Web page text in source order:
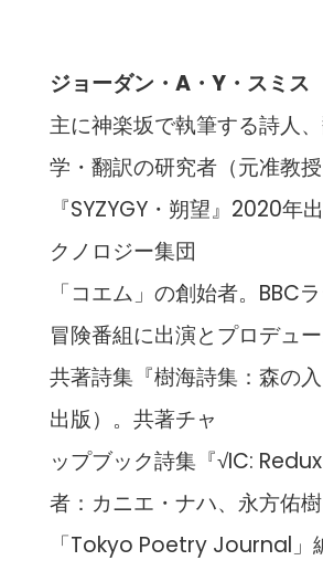
ジョーダン・A・Y・スミス
主に神楽坂で執筆する詩人
学・翻訳の研究者（元准教
『SYZYGY・朔望』2020年
クノロジー集団
「コエム」の創始者。BBC
冒険番組に出演とプロデュ
共著詩集『樹海詩集：森の
出版）。共著チャ
ップブック詩集『√IC:
者：カニエ・ナハ、永方佑樹
「Tokyo Poetry Journal」